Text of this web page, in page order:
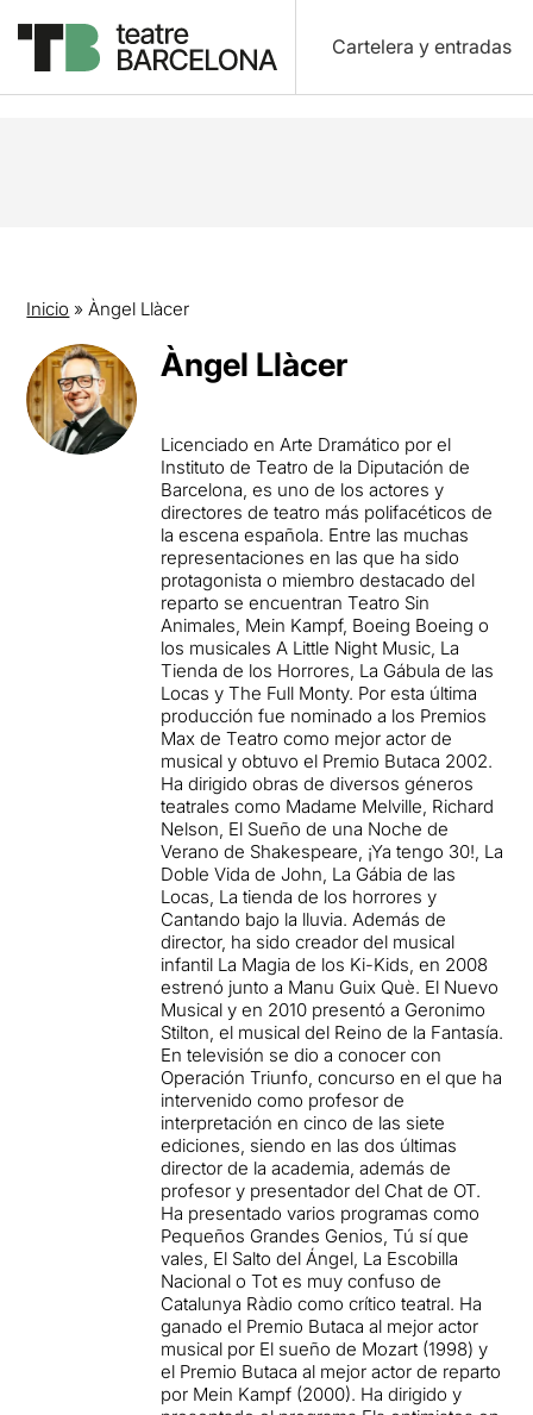
Cartelera y entradas
Inicio »Àngel Llàcer
Àngel Llàcer
Licenciado en Arte Dramático por el
Instituto de Teatro de la Diputación de
Barcelona, ​​es uno de los actores y
directores de teatro más polifacéticos de
la escena española. Entre las muchas
representaciones en las que ha sido
protagonista o miembro destacado del
reparto se encuentran Teatro Sin
Animales, Mein Kampf, Boeing Boeing o
los musicales A Little Night Music, La
Tienda de los Horrores, La Gábula de las
Locas y The Full Monty. Por esta última
producción fue nominado a los Premios
Max de Teatro como mejor actor de
musical y obtuvo el Premio Butaca 2002.
Ha dirigido obras de diversos géneros
teatrales como Madame Melville, Richard
Nelson, El Sueño de una Noche de
Verano de Shakespeare, ¡Ya tengo 30!, La
Doble Vida de John, La Gábia de las
Locas, La tienda de los horrores y
Cantando bajo la lluvia. Además de
director, ha sido creador del musical
infantil La Magia de los Ki-Kids, en 2008
estrenó junto a Manu Guix Què. El Nuevo
Musical y en 2010 presentó a Geronimo
Stilton, el musical del Reino de la Fantasía.
En televisión se dio a conocer con
Operación Triunfo, concurso en el que ha
intervenido como profesor de
interpretación en cinco de las siete
ediciones, siendo en las dos últimas
director de la academia, además de
profesor y presentador del Chat de OT.
Ha presentado varios programas como
Pequeños Grandes Genios, Tú sí que
vales, El Salto del Ángel, La Escobilla
Nacional o Tot es muy confuso de
Catalunya Ràdio como crítico teatral. Ha
ganado el Premio Butaca al mejor actor
musical por El sueño de Mozart (1998) y
el Premio Butaca al mejor actor de reparto
por Mein Kampf (2000). Ha dirigido y